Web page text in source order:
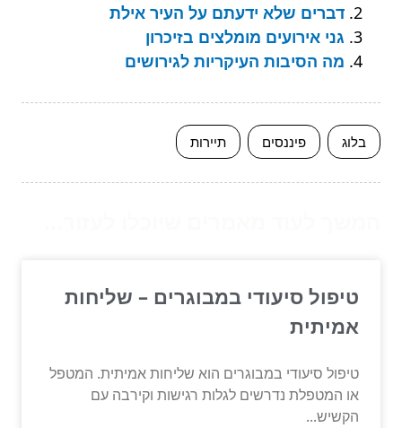
דברים שלא ידעתם על העיר אילת
גני אירועים מומלצים בזיכרון
מה הסיבות העיקריות לגירושים
בלוג פיננסים תיירות
טיפול סיעודי במבוגרים – שליחות
אמיתית
טיפול סיעודי במבוגרים הוא שליחות אמיתית. המטפל
או המטפלת נדרשים לגלות רגישות וקירבה עם
הקשיש...